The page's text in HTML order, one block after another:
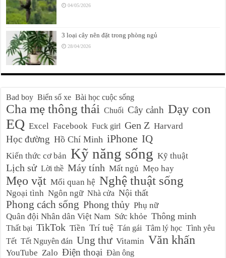
04/05/2026
3 loại cây nên đặt trong phòng ngủ
28/04/2026
Bad boy Biển số xe Bài học cuộc sống
Cha mẹ thông thái Chuối Cây cảnh Dạy con
EQ Excel Facebook Fuck girl Gen Z Harvard
Học đường Hồ Chí Minh iPhone IQ
Kiến thức cơ bản Kỹ năng sống Kỹ thuật
Lịch sử Lời thề Máy tính Mất ngủ Mẹo hay
Mẹo vặt Mối quan hệ Nghệ thuật sống
Ngoại tình Ngôn ngữ Nhà cửa Nội thất
Phong cách sống Phong thủy Phụ nữ
Quân đội Nhân dân Việt Nam Sức khỏe Thông minh
Thất bại TikTok Tiền Trí tuệ Tán gái Tâm lý học Tình yêu
Tết Tết Nguyên đán Ung thư Vitamin Văn khấn
YouTube Zalo Điện thoại Đàn ông